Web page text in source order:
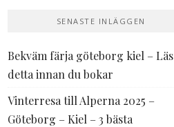
SENASTE INLÄGGEN
Bekväm färja göteborg kiel – Läs
detta innan du bokar
Vinterresa till Alperna 2025 –
Göteborg – Kiel – 3 bästa